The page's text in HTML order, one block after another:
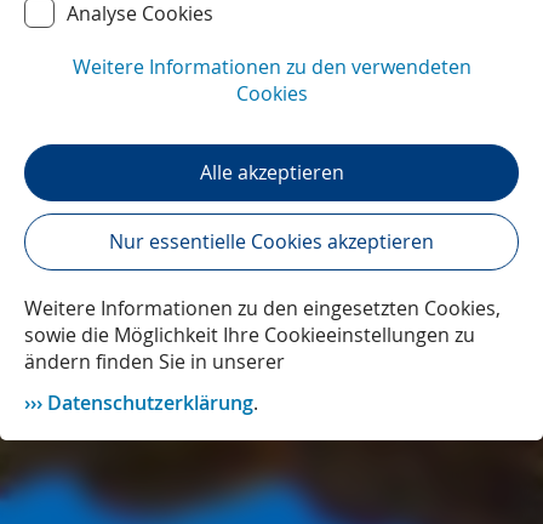
Analyse Cookies
Weitere Informationen zu den verwendeten
Cookies
Alle akzeptieren
Nur essentielle Cookies akzeptieren
Weitere Informationen zu den eingesetzten Cookies,
sowie die Möglichkeit Ihre Cookieeinstellungen zu
ändern finden Sie in unserer
Datenschutzerklärung.